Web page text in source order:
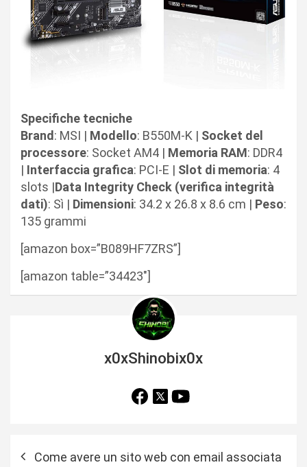
Specifiche tecniche
Brand: MSI | Modello: B550M-K | Socket del
processore: Socket AM4 | Memoria RAM: DDR4
| Interfaccia grafica: PCI-E | Slot di memoria: 4
slots |Data Integrity Check (verifica integrità
dati): Sì | Dimensioni: 34.2 x 26.8 x 8.6 cm | Peso:
135 grammi
[amazon box=”B089HF7ZRS”]
[amazon table=”34423″]
x0xShinobix0x
Come avere un sito web con email associata